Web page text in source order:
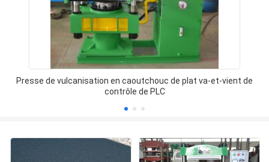
Presse de vulcanisation en caoutchouc de plat va-et-vient de
contrôle de PLC